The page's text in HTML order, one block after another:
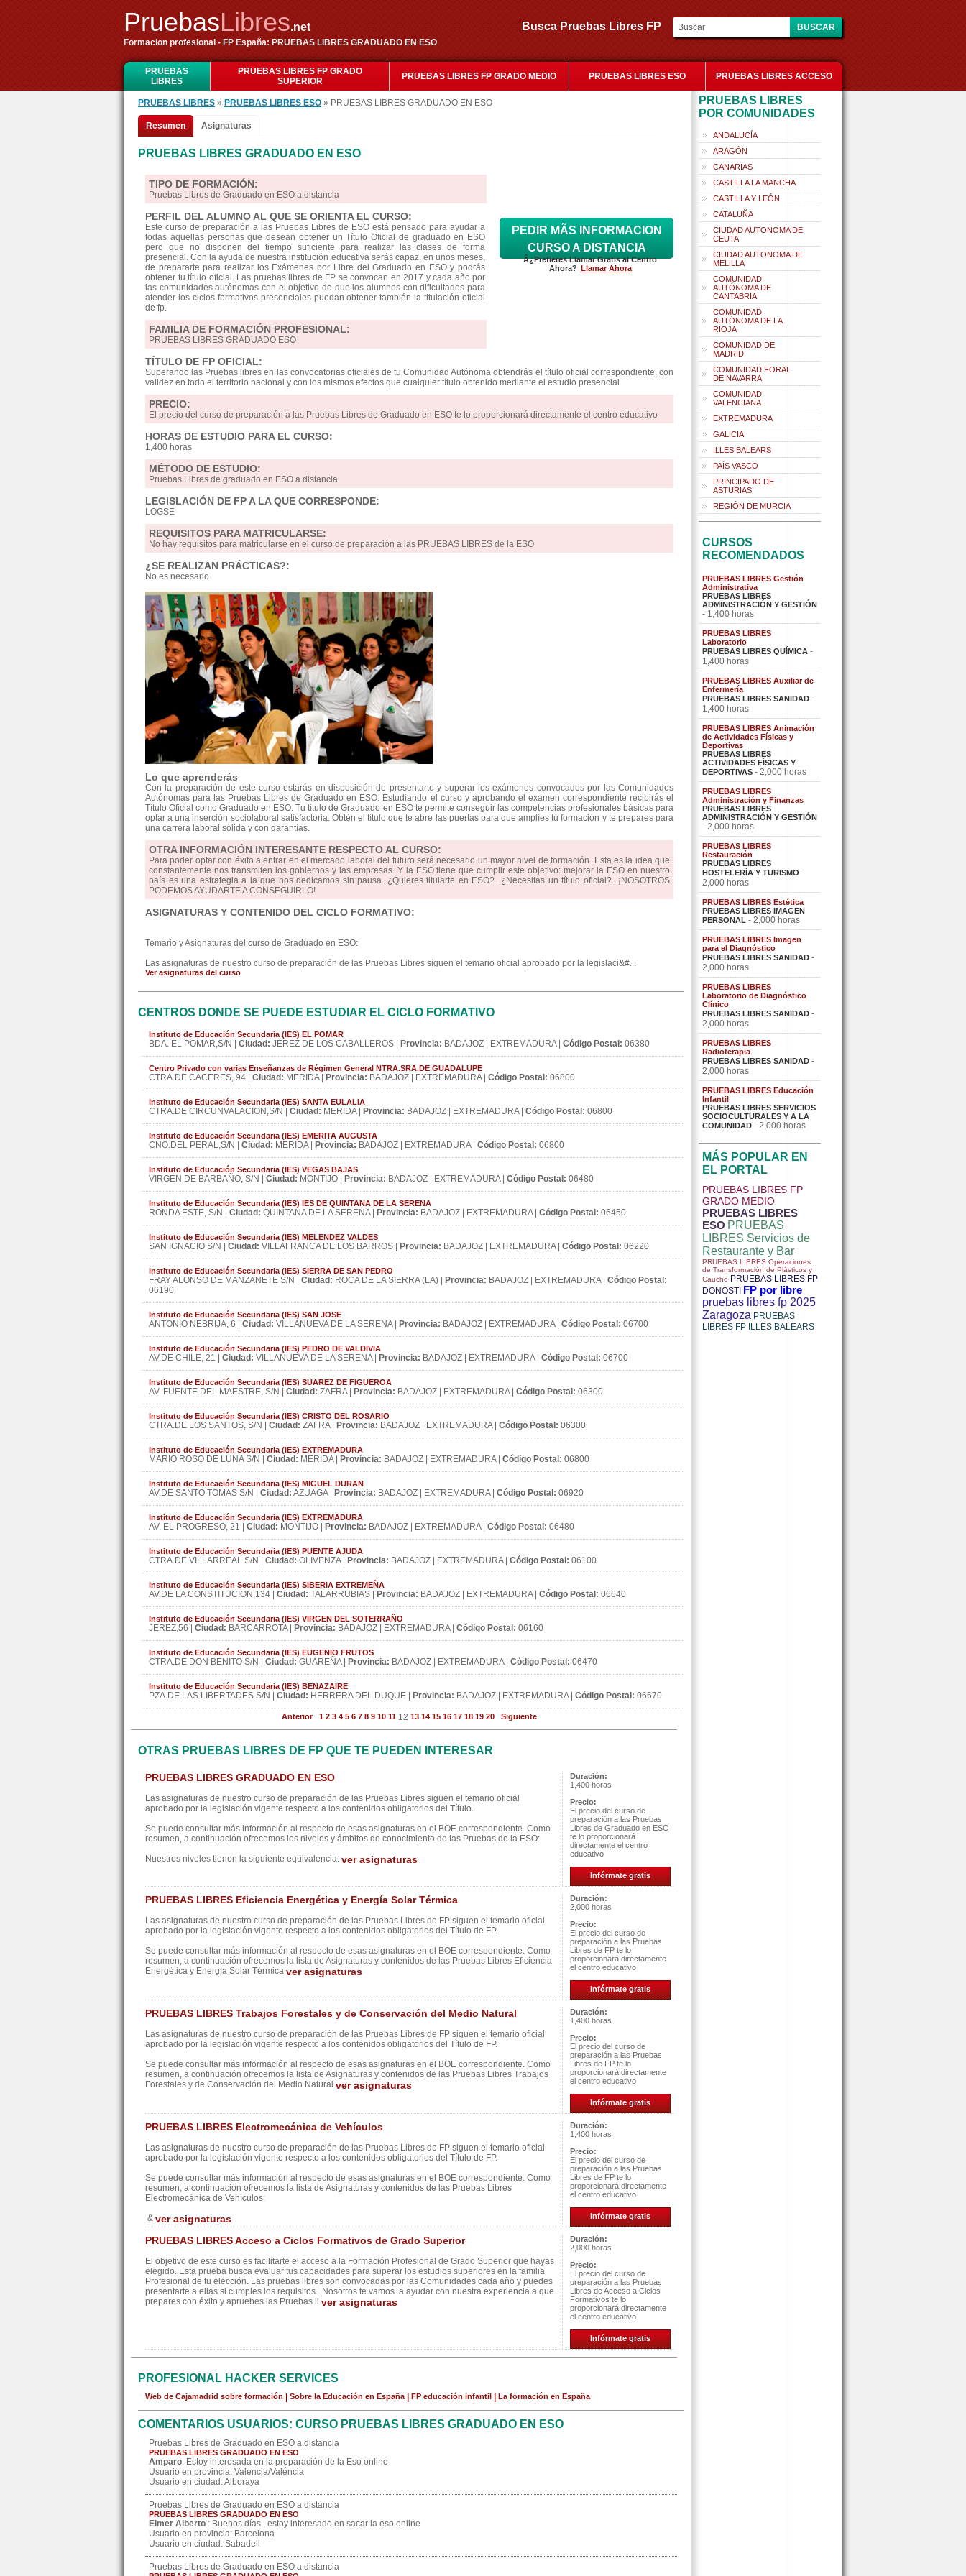
PruebasLibres.net
Formacion profesional - FP España: PRUEBAS LIBRES GRADUADO EN ESO
Busca Pruebas Libres FP
PRUEBAS
LIBRES
PRUEBAS LIBRES FP GRADO
SUPERIOR
PRUEBAS LIBRES FP GRADO MEDIO PRUEBAS LIBRES ESO PRUEBAS LIBRES ACCESO
PRUEBAS LIBRES » PRUEBAS LIBRES ESO » PRUEBAS LIBRES GRADUADO EN ESO
Resumen Asignaturas
PRUEBAS LIBRES GRADUADO EN ESO
PEDIR MÃS INFORMACION
CURSO A DISTANCIA
Â¿Prefieres Llamar Gratis al Centro
Ahora? Llamar Ahora
TIPO DE FORMACIÓN:
Pruebas Libres de Graduado en ESO a distancia
PERFIL DEL ALUMNO AL QUE SE ORIENTA EL CURSO:
Este curso de preparación a las Pruebas Libres de ESO está pensado para ayudar a
todas aquellas personas que desean obtener un Título Oficial de graduado en ESO
pero que no disponen del tiempo suficiente para realizar las clases de forma
presencial. Con la ayuda de nuestra institución educativa serás capaz, en unos meses,
de prepararte para realizar los Exámenes por Libre del Graduado en ESO y podrás
obtener tu título oficial. Las pruebas libres de FP se convocan en 2017 y cada año por
las comunidades autónomas con el objetivo de que los alumnos con dificultades para
atender los ciclos formativos presenciales puedan obtener también la titulación oficial
de fp.
FAMILIA DE FORMACIÓN PROFESIONAL:
PRUEBAS LIBRES GRADUADO ESO
TÍTULO DE FP OFICIAL:
Superando las Pruebas libres en las convocatorias oficiales de tu Comunidad Autónoma obtendrás el título oficial correspondiente, con
validez en todo el territorio nacional y con los mismos efectos que cualquier título obtenido mediante el estudio presencial
PRECIO:
El precio del curso de preparación a las Pruebas Libres de Graduado en ESO te lo proporcionará directamente el centro educativo
HORAS DE ESTUDIO PARA EL CURSO:
1,400 horas
MÉTODO DE ESTUDIO:
Pruebas Libres de graduado en ESO a distancia
LEGISLACIÓN DE FP A LA QUE CORRESPONDE:
LOGSE
REQUISITOS PARA MATRICULARSE:
No hay requisitos para matricularse en el curso de preparación a las PRUEBAS LIBRES de la ESO
¿SE REALIZAN PRÁCTICAS?:
No es necesario
Lo que aprenderás
Con la preparación de este curso estarás en disposición de presentarte y superar los exámenes convocados por las Comunidades
Autónomas para las Pruebas Libres de Graduado en ESO. Estudiando el curso y aprobando el examen correspondiente recibirás el
Título Oficial como Graduado en ESO. Tu título de Graduado en ESO te permite conseguir las competencias profesionales básicas para
optar a una inserción sociolaboral satisfactoria. Obtén el título que te abre las puertas para que amplíes tu formación y te prepares para
una carrera laboral sólida y con garantías.
OTRA INFORMACIÓN INTERESANTE RESPECTO AL CURSO:
Para poder optar con éxito a entrar en el mercado laboral del futuro será necesario un mayor nivel de formación. Esta es la idea que
constantemente nos transmiten los gobiernos y las empresas. Y la ESO tiene que cumplir este objetivo: mejorar la ESO en nuestro
país es una estrategia a la que nos dedicamos sin pausa. ¿Quieres titularte en ESO?...¿Necesitas un título oficial?...¡NOSOTROS
PODEMOS AYUDARTE A CONSEGUIRLO!
ASIGNATURAS Y CONTENIDO DEL CICLO FORMATIVO:
Temario y Asignaturas del curso de Graduado en ESO:
Las asignaturas de nuestro curso de preparación de las Pruebas Libres siguen el temario oficial aprobado por la legislaci&#...
Ver asignaturas del curso
CENTROS DONDE SE PUEDE ESTUDIAR EL CICLO FORMATIVO
Instituto de Educación Secundaria (IES) EL POMAR
BDA. EL POMAR,S/N | Ciudad: JEREZ DE LOS CABALLEROS | Provincia: BADAJOZ | EXTREMADURA | Código Postal: 06380
Centro Privado con varias Enseñanzas de Régimen General NTRA.SRA.DE GUADALUPE
CTRA.DE CACERES, 94 | Ciudad: MERIDA | Provincia: BADAJOZ | EXTREMADURA | Código Postal: 06800
Instituto de Educación Secundaria (IES) SANTA EULALIA
CTRA.DE CIRCUNVALACION,S/N | Ciudad: MERIDA | Provincia: BADAJOZ | EXTREMADURA | Código Postal: 06800
Instituto de Educación Secundaria (IES) EMERITA AUGUSTA
CNO.DEL PERAL,S/N | Ciudad: MERIDA | Provincia: BADAJOZ | EXTREMADURA | Código Postal: 06800
Instituto de Educación Secundaria (IES) VEGAS BAJAS
VIRGEN DE BARBAÑO, S/N | Ciudad: MONTIJO | Provincia: BADAJOZ | EXTREMADURA | Código Postal: 06480
Instituto de Educación Secundaria (IES) IES DE QUINTANA DE LA SERENA
RONDA ESTE, S/N | Ciudad: QUINTANA DE LA SERENA | Provincia: BADAJOZ | EXTREMADURA | Código Postal: 06450
Instituto de Educación Secundaria (IES) MELENDEZ VALDES
SAN IGNACIO S/N | Ciudad: VILLAFRANCA DE LOS BARROS | Provincia: BADAJOZ | EXTREMADURA | Código Postal: 06220
Instituto de Educación Secundaria (IES) SIERRA DE SAN PEDRO
FRAY ALONSO DE MANZANETE S/N | Ciudad: ROCA DE LA SIERRA (LA) | Provincia: BADAJOZ | EXTREMADURA | Código Postal:
06190
Instituto de Educación Secundaria (IES) SAN JOSE
ANTONIO NEBRIJA, 6 | Ciudad: VILLANUEVA DE LA SERENA | Provincia: BADAJOZ | EXTREMADURA | Código Postal: 06700
Instituto de Educación Secundaria (IES) PEDRO DE VALDIVIA
AV.DE CHILE, 21 | Ciudad: VILLANUEVA DE LA SERENA | Provincia: BADAJOZ | EXTREMADURA | Código Postal: 06700
Instituto de Educación Secundaria (IES) SUAREZ DE FIGUEROA
AV. FUENTE DEL MAESTRE, S/N | Ciudad: ZAFRA | Provincia: BADAJOZ | EXTREMADURA | Código Postal: 06300
Instituto de Educación Secundaria (IES) CRISTO DEL ROSARIO
CTRA.DE LOS SANTOS, S/N | Ciudad: ZAFRA | Provincia: BADAJOZ | EXTREMADURA | Código Postal: 06300
Instituto de Educación Secundaria (IES) EXTREMADURA
MARIO ROSO DE LUNA S/N | Ciudad: MERIDA | Provincia: BADAJOZ | EXTREMADURA | Código Postal: 06800
Instituto de Educación Secundaria (IES) MIGUEL DURAN
AV.DE SANTO TOMAS S/N | Ciudad: AZUAGA | Provincia: BADAJOZ | EXTREMADURA | Código Postal: 06920
Instituto de Educación Secundaria (IES) EXTREMADURA
AV. EL PROGRESO, 21 | Ciudad: MONTIJO | Provincia: BADAJOZ | EXTREMADURA | Código Postal: 06480
Instituto de Educación Secundaria (IES) PUENTE AJUDA
CTRA.DE VILLARREAL S/N | Ciudad: OLIVENZA | Provincia: BADAJOZ | EXTREMADURA | Código Postal: 06100
Instituto de Educación Secundaria (IES) SIBERIA EXTREMEÑA
AV.DE LA CONSTITUCION,134 | Ciudad: TALARRUBIAS | Provincia: BADAJOZ | EXTREMADURA | Código Postal: 06640
Instituto de Educación Secundaria (IES) VIRGEN DEL SOTERRAÑO
JEREZ,56 | Ciudad: BARCARROTA | Provincia: BADAJOZ | EXTREMADURA | Código Postal: 06160
Instituto de Educación Secundaria (IES) EUGENIO FRUTOS
CTRA.DE DON BENITO S/N | Ciudad: GUAREÑA | Provincia: BADAJOZ | EXTREMADURA | Código Postal: 06470
Instituto de Educación Secundaria (IES) BENAZAIRE
PZA.DE LAS LIBERTADES S/N | Ciudad: HERRERA DEL DUQUE | Provincia: BADAJOZ | EXTREMADURA | Código Postal: 06670
Anterior 1 2 3 4 5 6 7 8 9 10 11 12 13 14 15 16 17 18 19 20 Siguiente
OTRAS PRUEBAS LIBRES DE FP QUE TE PUEDEN INTERESAR
PRUEBAS LIBRES GRADUADO EN ESO
Las asignaturas de nuestro curso de preparación de las Pruebas Libres siguen el temario oficial
aprobado por la legislación vigente respecto a los contenidos obligatorios del Título.
Se puede consultar más información al respecto de esas asignaturas en el BOE correspondiente. Como
resumen, a continuación ofrecemos los niveles y ámbitos de conocimiento de las Pruebas de la ESO:
Nuestros niveles tienen la siguiente equivalencia: ver asignaturas
Duración:
1,400 horas
Precio:
El precio del curso de
preparación a las Pruebas
Libres de Graduado en ESO
te lo proporcionará
directamente el centro
educativo
Infórmate gratis
PRUEBAS LIBRES Eficiencia Energética y Energía Solar Térmica
Las asignaturas de nuestro curso de preparación de las Pruebas Libres de FP siguen el temario oficial
aprobado por la legislación vigente respecto a los contenidos obligatorios del Título de FP.
Se puede consultar más información al respecto de esas asignaturas en el BOE correspondiente. Como
resumen, a continuación ofrecemos la lista de Asignaturas y contenidos de las Pruebas Libres Eficiencia
Energética y Energía Solar Térmica ver asignaturas
Duración:
2,000 horas
Precio:
El precio del curso de
preparación a las Pruebas
Libres de FP te lo
proporcionará directamente
el centro educativo
Infórmate gratis
PRUEBAS LIBRES Trabajos Forestales y de Conservación del Medio Natural
Las asignaturas de nuestro curso de preparación de las Pruebas Libres de FP siguen el temario oficial
aprobado por la legislación vigente respecto a los contenidos obligatorios del Título de FP.
Se puede consultar más información al respecto de esas asignaturas en el BOE correspondiente. Como
resumen, a continuación ofrecemos la lista de Asignaturas y contenidos de las Pruebas Libres Trabajos
Forestales y de Conservación del Medio Natural ver asignaturas
Duración:
1,400 horas
Precio:
El precio del curso de
preparación a las Pruebas
Libres de FP te lo
proporcionará directamente
el centro educativo
Infórmate gratis
PRUEBAS LIBRES Electromecánica de Vehículos
Las asignaturas de nuestro curso de preparación de las Pruebas Libres de FP siguen el temario oficial
aprobado por la legislación vigente respecto a los contenidos obligatorios del Título de FP.
Se puede consultar más información al respecto de esas asignaturas en el BOE correspondiente. Como
resumen, a continuación ofrecemos la lista de Asignaturas y contenidos de las Pruebas Libres
Electromecánica de Vehículos:
& ver asignaturas
Duración:
1,400 horas
Precio:
El precio del curso de
preparación a las Pruebas
Libres de FP te lo
proporcionará directamente
el centro educativo
Infórmate gratis
PRUEBAS LIBRES Acceso a Ciclos Formativos de Grado Superior
El objetivo de este curso es facilitarte el acceso a la Formación Profesional de Grado Superior que hayas
elegido. Esta prueba busca evaluar tus capacidades para superar los estudios superiores en la familia
Profesional de tu elección. Las pruebas libres son convocadas por las Comunidades cada año y puedes
presentarte a ellas si cumples los requisitos. Nosotros te vamos a ayudar con nuestra experiencia a que
prepares con éxito y apruebes las Pruebas li ver asignaturas
Duración:
2,000 horas
Precio:
El precio del curso de
preparación a las Pruebas
Libres de Acceso a Ciclos
Formativos te lo
proporcionará directamente
el centro educativo
Infórmate gratis
PROFESIONAL HACKER SERVICES
Web de Cajamadrid sobre formación Sobre la Educación en España FP educación infantil La formación en España
COMENTARIOS USUARIOS: CURSO PRUEBAS LIBRES GRADUADO EN ESO
Pruebas Libres de Graduado en ESO a distancia
PRUEBAS LIBRES GRADUADO EN ESO
Amparo: Estoy interesada en la preparación de la Eso online
Usuario en provincia: Valencia/Valéncia
Usuario en ciudad: Alboraya
Pruebas Libres de Graduado en ESO a distancia
PRUEBAS LIBRES GRADUADO EN ESO
Elmer Alberto : Buenos días , estoy interesado en sacar la eso online
Usuario en provincia: Barcelona
Usuario en ciudad: Sabadell
Pruebas Libres de Graduado en ESO a distancia
PRUEBAS LIBRES
POR COMUNIDADES
ANDALUCÍA
ARAGÓN
CANARIAS
CASTILLA LA MANCHA
CASTILLA Y LEÓN
CATALUÑA
CIUDAD AUTONOMA DE
CEUTA
CIUDAD AUTONOMA DE
MELILLA
COMUNIDAD
AUTÓNOMA DE
CANTABRIA
COMUNIDAD
AUTÓNOMA DE LA
RIOJA
COMUNIDAD DE
MADRID
COMUNIDAD FORAL
DE NAVARRA
COMUNIDAD
VALENCIANA
EXTREMADURA
GALICIA
ILLES BALEARS
PAÍS VASCO
PRINCIPADO DE
ASTURIAS
REGIÓN DE MURCIA
CURSOS
RECOMENDADOS
PRUEBAS LIBRES Gestión
Administrativa
PRUEBAS LIBRES
ADMINISTRACIÓN Y GESTIÓN
- 1,400 horas
PRUEBAS LIBRES
Laboratorio
PRUEBAS LIBRES QUÍMICA -
1,400 horas
PRUEBAS LIBRES Auxiliar de
Enfermería
PRUEBAS LIBRES SANIDAD -
1,400 horas
PRUEBAS LIBRES Animación
de Actividades Físicas y
Deportivas
PRUEBAS LIBRES
ACTIVIDADES FÍSICAS Y
DEPORTIVAS - 2,000 horas
PRUEBAS LIBRES
Administración y Finanzas
PRUEBAS LIBRES
ADMINISTRACIÓN Y GESTIÓN
- 2,000 horas
PRUEBAS LIBRES
Restauración
PRUEBAS LIBRES
HOSTELERÍA Y TURISMO -
2,000 horas
PRUEBAS LIBRES Estética
PRUEBAS LIBRES IMAGEN
PERSONAL - 2,000 horas
PRUEBAS LIBRES Imagen
para el Diagnóstico
PRUEBAS LIBRES SANIDAD -
2,000 horas
PRUEBAS LIBRES
Laboratorio de Diagnóstico
Clínico
PRUEBAS LIBRES SANIDAD -
2,000 horas
PRUEBAS LIBRES
Radioterapia
PRUEBAS LIBRES SANIDAD -
2,000 horas
PRUEBAS LIBRES Educación
Infantil
PRUEBAS LIBRES SERVICIOS
SOCIOCULTURALES Y A LA
COMUNIDAD - 2,000 horas
MÁS POPULAR EN
EL PORTAL
PRUEBAS LIBRES FP
GRADO MEDIO
PRUEBAS LIBRES
ESO PRUEBAS
LIBRES Servicios de
Restaurante y Bar
PRUEBAS LIBRES Operaciones
de Transformación de Plásticos y
Caucho PRUEBAS LIBRES FP
DONOSTI FP por libre
pruebas libres fp 2025
Zaragoza PRUEBAS
LIBRES FP ILLES BALEARS